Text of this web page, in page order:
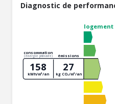
Diagnostic de
consommation
(énergie primaire) émissions
158
kWh/m²/an
27
kg CO₂/m²/an